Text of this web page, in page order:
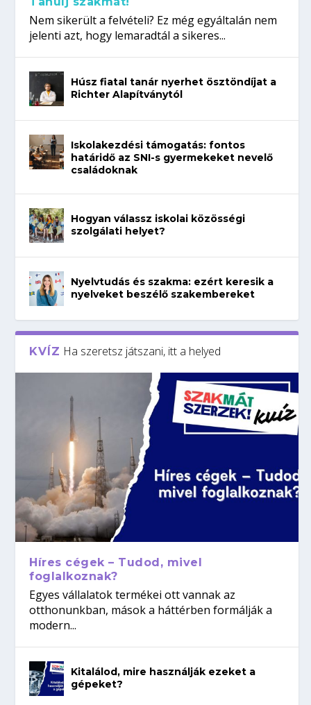
Nem sikerült a felvételi? Ez még egyáltalán nem
jelenti azt, hogy lemaradtál a sikeres...
Húsz fiatal tanár nyerhet ösztöndíjat a
Richter Alapítványtól
Iskolakezdési támogatás: fontos
határidő az SNI-s gyermekeket nevelő
családoknak
Hogyan válassz iskolai közösségi
szolgálati helyet?
Nyelvtudás és szakma: ezért keresik a
nyelveket beszélő szakembereket
KVÍZ Ha szeretsz játszani, itt a helyed
Híres cégek – Tudod, mivel
foglalkoznak?
Egyes vállalatok termékei ott vannak az
otthonunkban, mások a háttérben formálják a
modern...
Kitalálod, mire használják ezeket a
gépeket?